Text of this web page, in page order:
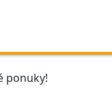
ponuky!